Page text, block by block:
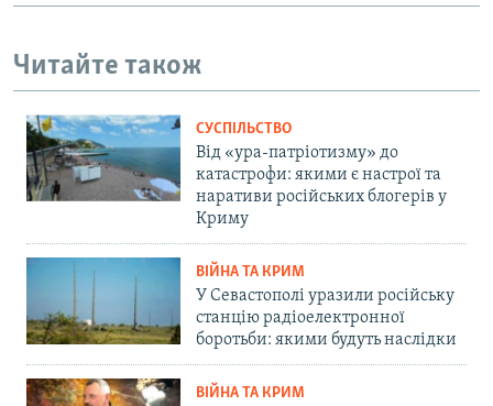
Читайте також
СУСПІЛЬСТВО
Від «ура-патріотизму» до
катастрофи: якими є настрої та
наративи російських блогерів у
Криму
ВІЙНА ТА КРИМ
У Севастополі уразили російську
станцію радіоелектронної
боротьби: якими будуть наслідки
ВІЙНА ТА КРИМ